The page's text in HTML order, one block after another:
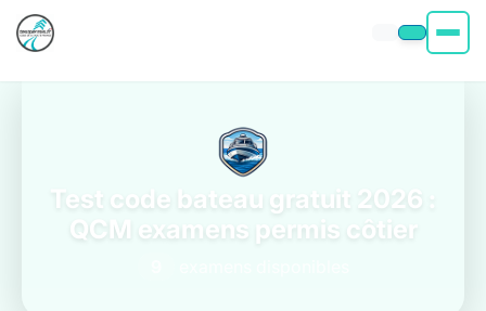
Permis Bateau
Test code bateau gratuit 2026 :
QCM examens permis côtier